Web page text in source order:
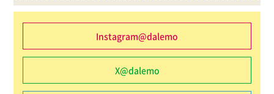
Instagram@dalemo
X@dalemo